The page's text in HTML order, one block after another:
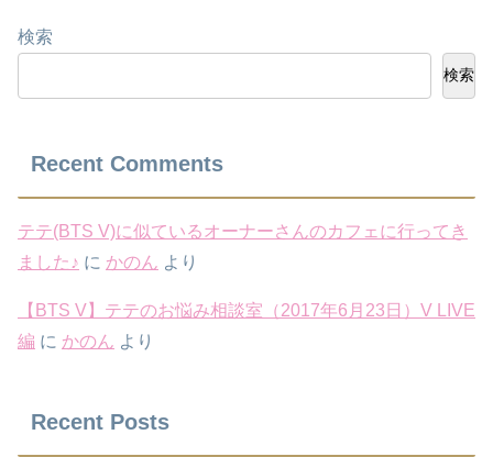
検索
検索
Recent Comments
テテ(BTS V)に似ているオーナーさんのカフェに行ってき
ました♪ に かのん より
【BTS V】テテのお悩み相談室（2017年6月23日）V LIVE
編 に かのん より
Recent Posts